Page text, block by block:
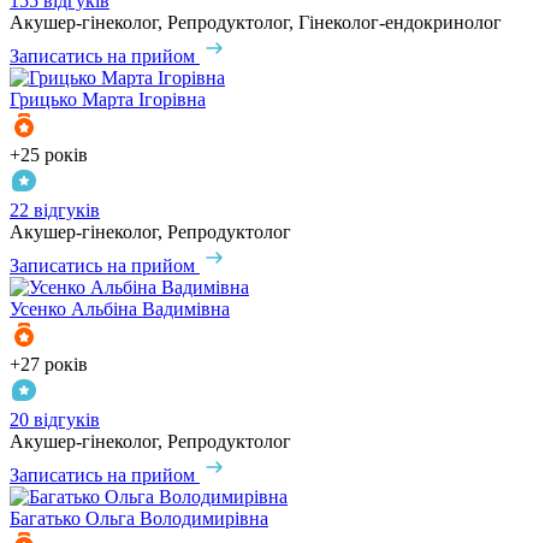
Акушер-гінеколог, Репродуктолог, Гінеколог-ендокринолог
Записатись на прийом
Грицько Марта Ігорівна
+25 років
22 відгуків
Акушер-гінеколог, Репродуктолог
Записатись на прийом
Усенко Альбіна Вадимівна
+27 років
20 відгуків
Акушер-гінеколог, Репродуктолог
Записатись на прийом
Багатько Ольга Володимирівна